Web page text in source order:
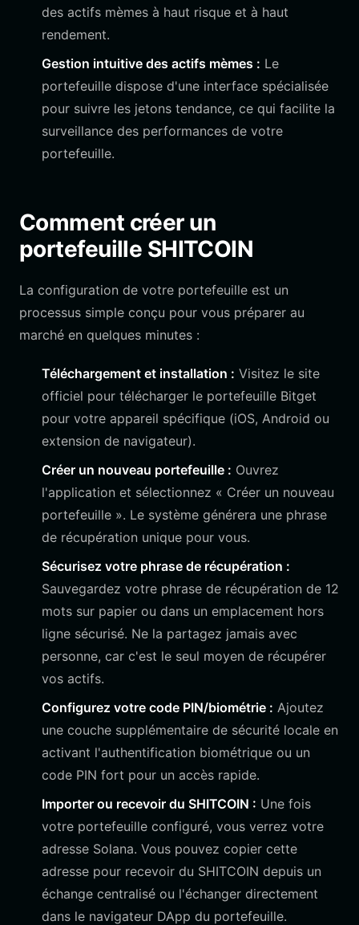
des actifs mèmes à haut risque et à haut
rendement.
Gestion intuitive des actifs mèmes : Le
portefeuille dispose d'une interface spécialisée
pour suivre les jetons tendance, ce qui facilite la
surveillance des performances de votre
portefeuille.
Comment créer un
portefeuille SHITCOIN
La configuration de votre portefeuille est un
processus simple conçu pour vous préparer au
marché en quelques minutes :
Téléchargement et installation : Visitez le site
officiel pour télécharger le portefeuille Bitget
pour votre appareil spécifique (iOS, Android ou
extension de navigateur).
Créer un nouveau portefeuille : Ouvrez
l'application et sélectionnez « Créer un nouveau
portefeuille ». Le système générera une phrase
de récupération unique pour vous.
Sécurisez votre phrase de récupération :
Sauvegardez votre phrase de récupération de 12
mots sur papier ou dans un emplacement hors
ligne sécurisé. Ne la partagez jamais avec
personne, car c'est le seul moyen de récupérer
vos actifs.
Configurez votre code PIN/biométrie : Ajoutez
une couche supplémentaire de sécurité locale en
activant l'authentification biométrique ou un
code PIN fort pour un accès rapide.
Importer ou recevoir du SHITCOIN : Une fois
votre portefeuille configuré, vous verrez votre
adresse Solana. Vous pouvez copier cette
adresse pour recevoir du SHITCOIN depuis un
échange centralisé ou l'échanger directement
dans le navigateur DApp du portefeuille.